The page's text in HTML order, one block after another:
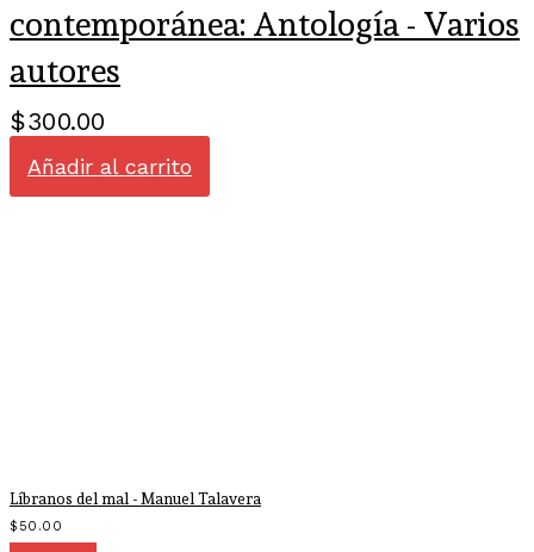
contemporánea: Antología - Varios
autores
$300.00
Añadir al carrito
Líbranos del mal - Manuel Talavera
$ 50.00